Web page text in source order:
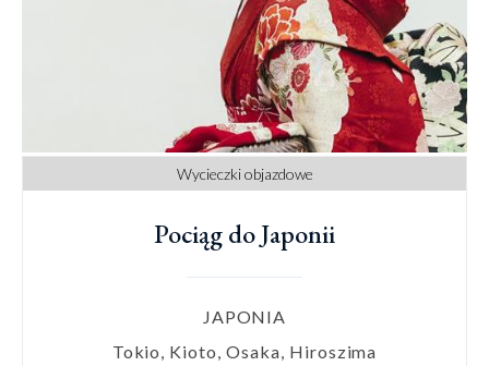
Wycieczki objazdowe
Pociąg do Japonii
JAPONIA
Tokio, Kioto, Osaka, Hiroszima